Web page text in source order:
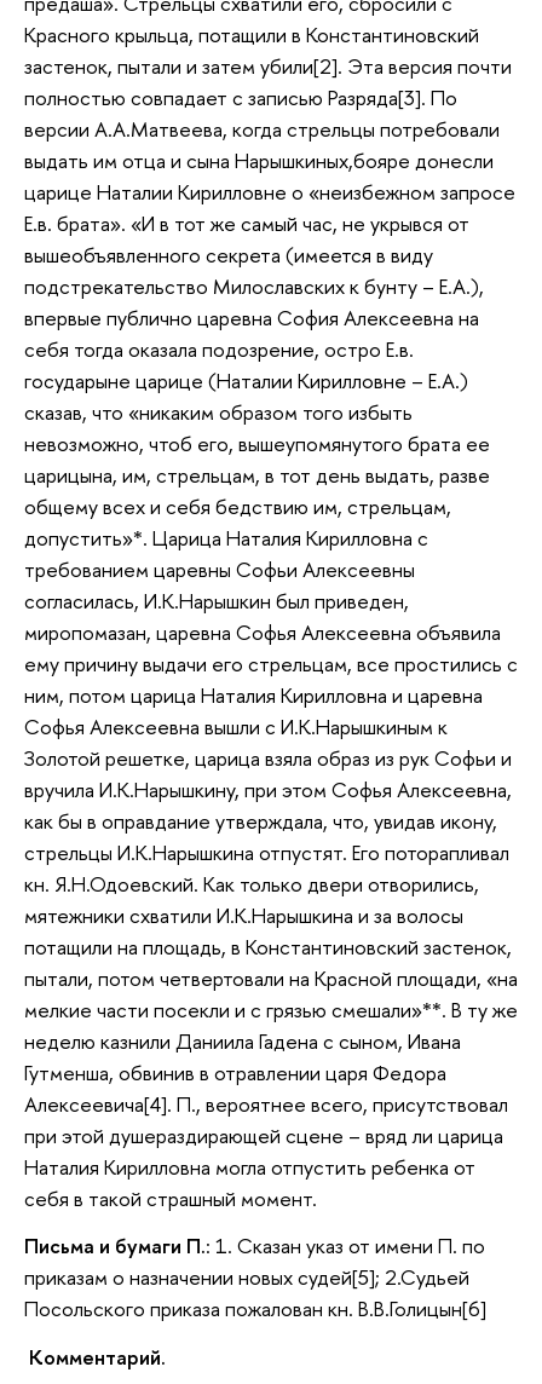
Красного крыльца, потащили в Константиновский
застенок, пытали и затем убили[2]. Эта версия почти
полностью совпадает с записью Разряда[3]. По
версии А.А.Матвеева, когда стрельцы потребовали
выдать им отца и сына Нарышкиных,бояре донесли
царице Наталии Кирилловне о «неизбежном запросе
Е.в. брата». «И в тот же самый час, не укрывся от
вышеобъявленного секрета (имеется в виду
подстрекательство Милославских к бунту – Е.А.),
впервые публично царевна София Алексеевна на
себя тогда оказала подозрение, остро Е.в.
государыне царице (Наталии Кирилловне – Е.А.)
сказав, что «никаким образом того избыть
невозможно, чтоб его, вышеупомянутого брата ее
царицына, им, стрельцам, в тот день выдать, разве
общему всех и себя бедствию им, стрельцам,
допустить»*. Царица Наталия Кирилловна с
требованием царевны Софьи Алексеевны
согласилась, И.К.Нарышкин был приведен,
миропомазан, царевна Софья Алексеевна объявила
ему причину выдачи его стрельцам, все простились с
ним, потом царица Наталия Кирилловна и царевна
Софья Алексеевна вышли с И.К.Нарышкиным к
Золотой решетке, царица взяла образ из рук Софьи и
вручила И.К.Нарышкину, при этом Софья Алексеевна,
как бы в оправдание утверждала, что, увидав икону,
стрельцы И.К.Нарышкина отпустят. Его поторапливал
кн. Я.Н.Одоевский. Как только двери отворились,
мятежники схватили И.К.Нарышкина и за волосы
потащили на площадь, в Константиновский застенок,
пытали, потом четвертовали на Красной площади, «на
мелкие части посекли и с грязью смешали»**. В ту же
неделю казнили Даниила Гадена с сыном, Ивана
Гутменша, обвинив в отравлении царя Федора
Алексеевича[4]. П., вероятнее всего, присутствовал
при этой душераздирающей сцене – вряд ли царица
Наталия Кирилловна могла отпустить ребенка от
себя в такой страшный момент.
Письма и бумаги П.: 1. Сказан указ от имени П. по
приказам о назначении новых судей[5]; 2.Судьей
Посольского приказа пожалован кн. В.В.Голицын[6]
Комментарий.